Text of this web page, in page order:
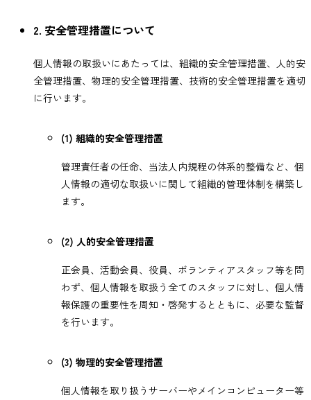
2. 安全管理措置について
個人情報の取扱いにあたっては、組織的安全管理措置、人的安
全管理措置、物理的安全管理措置、技術的安全管理措置を適切
に行います。
(1) 組織的安全管理措置
管理責任者の任命、当法人内規程の体系的整備など、個
人情報の適切な取扱いに関して組織的管理体制を構築し
ます。
(2) 人的安全管理措置
正会員、活動会員、役員、ボランティアスタッフ等を問
わず、個人情報を取扱う全てのスタッフに対し、個人情
報保護の重要性を周知・啓発するとともに、必要な監督
を行います。
(3) 物理的安全管理措置
個人情報を取り扱うサーバーやメインコンピューター等